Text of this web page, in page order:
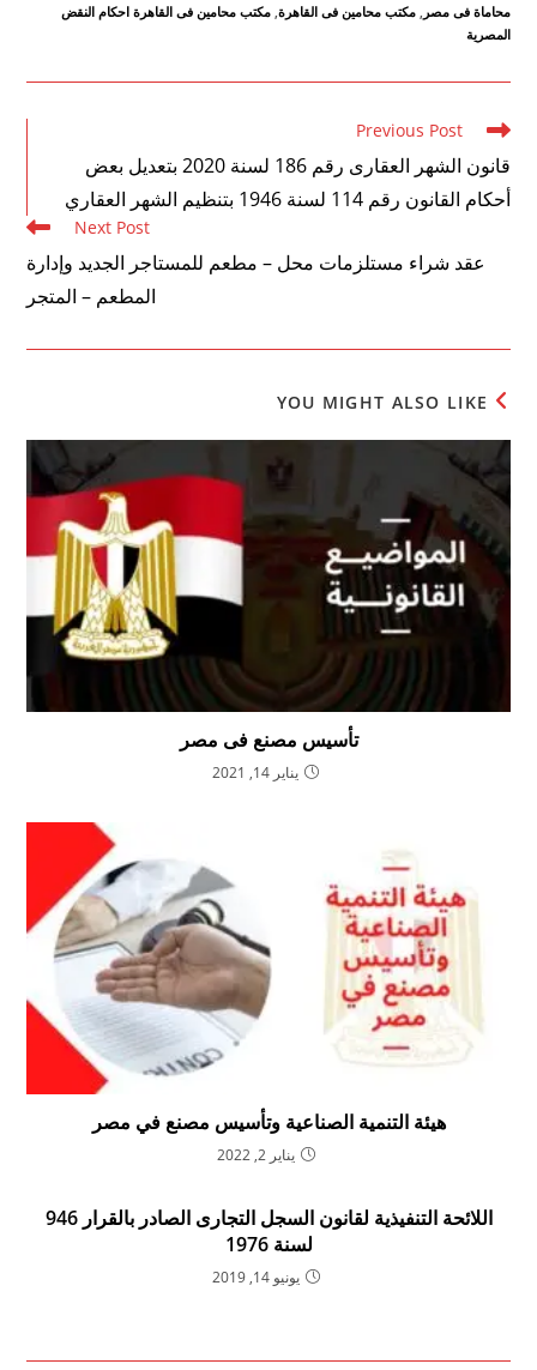
محاماة فى مصر
مكتب محامين فى القاهرة مكتب محامين فى القاهرة احكام النقض
المصرية
Read
articles
Previous Post
قانون الشهر العقارى رقم 186 لسنة 2020 بتعديل بعض
أحكام القانون رقم 114 لسنة 1946 بتنظيم الشهر العقاري
Next Post
عقد شراء مستلزمات محل – مطعم للمستاجر الجديد وإدارة
المطعم – المتجر
YOU MIGHT ALSO LIKE
تأسيس مصنع فى مصر
يناير 14, 2021
هيئة التنمية الصناعية وتأسيس مصنع في مصر
يناير 2, 2022
اللائحة التنفيذية لقانون السجل التجارى الصادر بالقرار 946
لسنة 1976
يونيو 14, 2019